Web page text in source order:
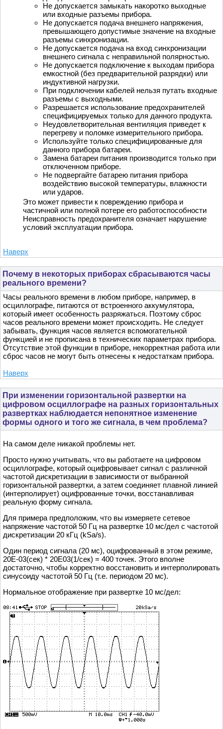
Не допускается замыкать накоротко выходные
или входные разъемы прибора.
Не допускается подача внешнего напряжения,
превышающего допустимые значение на входные
разъемы синхронизации.
Не допускается подача на вход синхронизации
внешнего сигнала с неправильной полярностью.
Не допускается подключение к выходам прибора
емкостной (без предварительной разрядки) или
индуктивной нагрузки.
При подключении кабелей нельзя путать входные
разъемы с выходными.
Разрешается использование предохранителей
специфицируемых только для данного продукта.
Неудовлетворительная вентиляция приведет к
перегреву и поломке измерительного прибора.
Используйте только специфицированные для
данного прибора батареи.
Замена батареи питания производится только при
отключенном приборе.
Не подвергайте батарею питания прибора
воздействию высокой температуры, влажности
или ударов.
Это может привести к повреждению прибора и
частичной или полной потере его работоспособности
Неисправность предохранителя означает нарушение
условий эксплуатации прибора.
Наверх
Почему в некоторых приборах сбрасываются часы
реального времени?
Часы реального времени в любом приборе, например, в
осциллографе, питаются от встроенного аккумулятора,
который имеет особенность разряжаться. Поэтому сброс
часов реального времени может происходить. Не следует
забывать, функция часов является вспомогательной
функцией и не прописана в технических параметрах прибора.
Отсутствие этой функции в приборе, некорректная работа или
сброс часов не могут быть отнесены к недостаткам прибора.
Наверх
При изменении горизонтальной развертки на
цифровом осциллографе на разных горизонтальных
развертках наблюдается непонятное изменение
формы одного и того же сигнала, в чем проблема?
На самом деле никакой проблемы нет.
Просто нужно учитывать, что вы работаете на цифровом
осциллографе, который оцифровывает сигнал с различной
частотой дискретизации в зависимости от выбранной
горизонтальной развертки, а затем соединяет плавной линией
(интерполирует) оцифрованные точки, восстанавливая
реальную форму сигнала.
Для примера предположим, что вы измеряете сетевое
напряжение частотой 50 Гц на развертке 10 мс/дел с частотой
дискретизации 20 кГц (kSa/s).
Один период сигнала (20 мс), оцифрованный в этом режиме,
20Е-03(сек) * 20Е03(1/сек) = 400 точек. Этого вполне
достаточно, чтобы корректно восстановить и интерполировать
синусоиду частотой 50 Гц (т.е. периодом 20 мс).
Нормальное отображение при развертке 10 мс/дел: